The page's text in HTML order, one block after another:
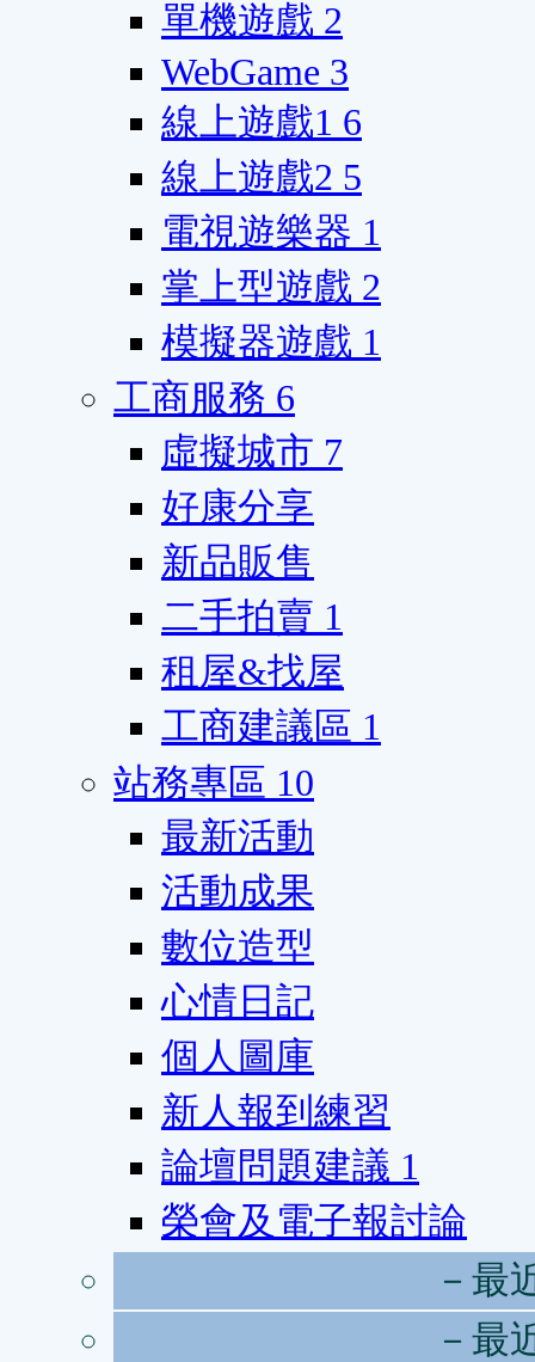
單機遊戲 2
WebGame 3
線上遊戲1 6
線上遊戲2 5
電視遊樂器 1
掌上型遊戲 2
模擬器遊戲 1
工商服務 6
虛擬城市 7
好康分享
新品販售
二手拍賣 1
租屋&找屋
工商建議區 1
站務專區 10
最新活動
活動成果
數位造型
心情日記
個人圖庫
新人報到練習
論壇問題建議 1
榮會及電子報討論
－最
－最